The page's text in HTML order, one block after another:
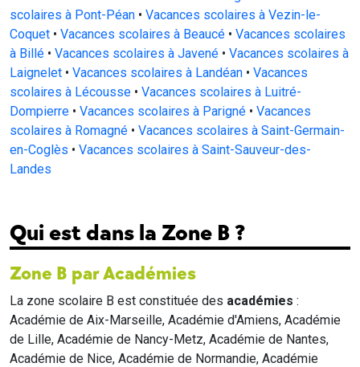
scolaires à Pont-Péan • Vacances scolaires à Vezin-le-
Coquet • Vacances scolaires à Beaucé • Vacances scolaires
à Billé • Vacances scolaires à Javené • Vacances scolaires à
Laignelet • Vacances scolaires à Landéan • Vacances
scolaires à Lécousse • Vacances scolaires à Luitré-
Dompierre • Vacances scolaires à Parigné • Vacances
scolaires à Romagné • Vacances scolaires à Saint-Germain-
en-Coglès • Vacances scolaires à Saint-Sauveur-des-
Landes
Qui est dans la Zone B ?
Zone B par Académies
La zone scolaire B est constituée des académies :
Académie de Aix-Marseille, Académie d'Amiens, Académie
de Lille, Académie de Nancy-Metz, Académie de Nantes,
Académie de Nice, Académie de Normandie, Académie